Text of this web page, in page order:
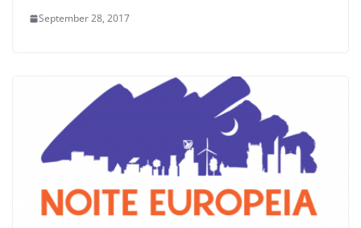
September 28, 2017